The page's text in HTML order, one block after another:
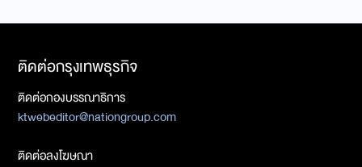
ติดต่อกรุงเทพธุรกิจ
ติดต่อกองบรรณาธิการ
ktwebeditor@nationgroup.com
ติดต่อลงโฆษณา